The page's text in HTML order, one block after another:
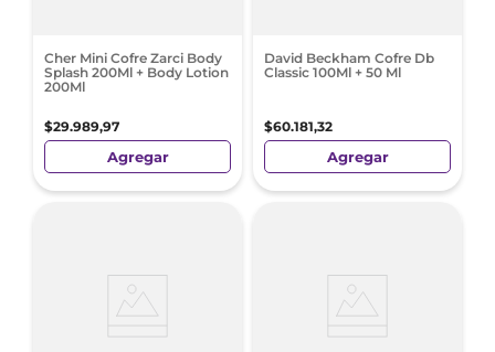
Cher Mini Cofre Zarci Body
Splash 200Ml + Body Lotion
200Ml
$29.989,97
Agregar
David Beckham Cofre Db
Classic 100Ml + 50 Ml
$60.181,32
Agregar